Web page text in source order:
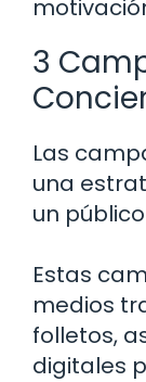
3
Las
una
un
Estas
medios
folletos,
digitales